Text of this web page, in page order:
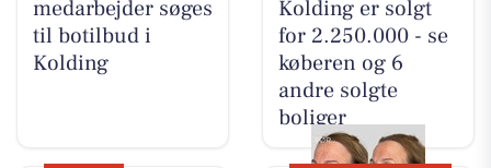
medarbejder søges
til botilbud i
Kolding
Kolding er solgt
for 2.250.000 - se
køberen og 6
andre solgte
boliger